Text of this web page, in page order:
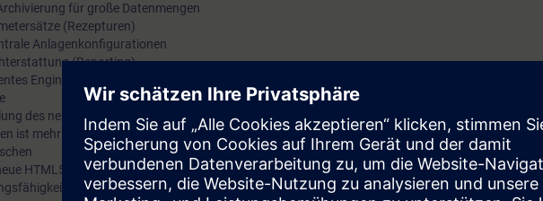
für große Datenmengen
(Rezepturen)
Anlagenkonfigurationen
(Reporting)
Engineering und Design
des neuen HMI-Systems WinCC Unified direkt vom Hersteller
ist mehr als Wissen. Durch viele praktische Übungen können Sie nach dem Kurs WinCC Unified
HTML5-basierte WinCC Unified zum Kennenlernen. Verschaffen Sie sich einen persönlichen